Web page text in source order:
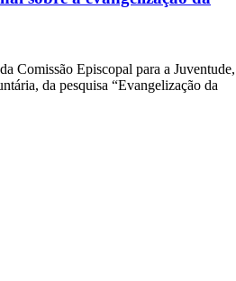
Comissão Episcopal para a Juventude,
da pesquisa “Evangelização da